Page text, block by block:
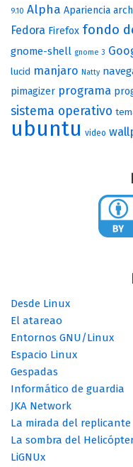
9.10 Alpha Apariencia arch
Fedora Firefox fondo
gnome-shell gnome 3
lucid manjaro Natty
pimagizer programa
sistema operativo
ubuntu video
Desde Linux
El atareao
Entornos GNU/Linux
Espacio Linux
Gespadas
Informático de guardia
JKA Network
La mirada del replicante
La sombra del
LiGNUx